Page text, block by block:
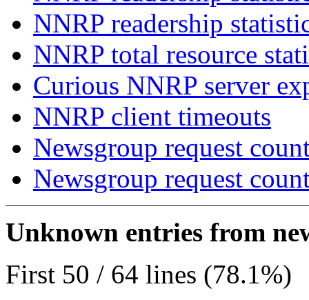
NNRP readership
NNRP total resource
Curious NNRP server
NNRP client timeouts
Newsgroup request
Newsgroup request
Unknown entries from
First 50 / 64 lines (78.1%)